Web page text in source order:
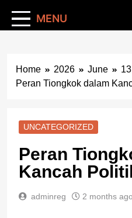
MENU
Home 2026 June
13
Peran Tiongkok dalam
UNCATEGORIZED
Peran
Kancah
adminreg 2 months ago